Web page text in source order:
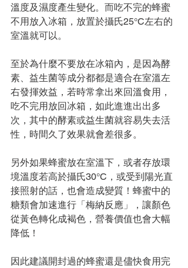
溫度及濕度產生變化。而吃不完的蜂蜜
不用放入冰箱，放置於攝氏25°C左右的
室溫就可以。
至於為什麼不要放在冰箱內，是因為酵
素、益生菌等成分都都是適合在室溫左
右發揮效益，若時常拿出來回溫食用，
吃不完用放回冰箱，如此進進出出多
次，其中的酵素或益生菌就容易失去活
性，時間久了效果就會差很多。
另外如果蜂蜜放在室溫下，或者存放環
境溫度若高於攝氏30°C，或受到陽光直
接照射的話，也會造成變質！蜂蜜中的
糖類會加速進行「梅納反應」，讓顏色
從黃色轉化成褐色，營養價值也會大幅
降低！
因此建議開封過的蜂蜜還是儘快食用完